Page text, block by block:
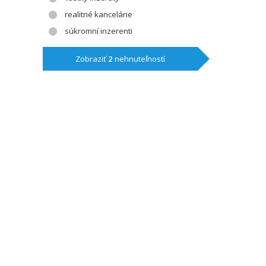
realitné kancelárie
súkromní inzerenti
Zobraziť2 nehnuteľností